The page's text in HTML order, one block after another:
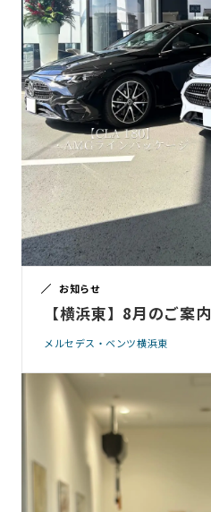
お知らせ
【横浜東】8月のご案内
メルセデス・ベンツ横浜東